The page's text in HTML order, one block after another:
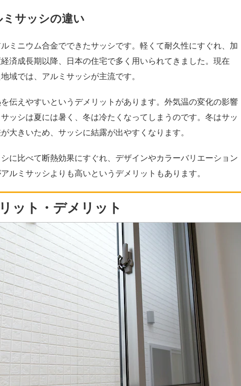
サッシの違い
ミニウム合金でできたサッシです。軽くて耐久性にすぐれ、加
済成長期以降、日本の住宅で多く用いられてきました。現在
域では、アルミサッシが主流です。
伝えやすいというデメリットがあります。外気温の変化の影響
ッシは夏には暑く、冬は冷たくなってしまうのです。冬はサッ
大きいため、サッシに結露が出やすくなります。
に比べて断熱効果にすぐれ、デザインやカラーバリエーション
ルミサッシよりも高いというデメリットもあります。
ット・デメリット